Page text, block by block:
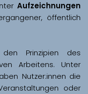
Aufzeichnungen
öffentlich
Prinzipien des
Arbeitens. Unter
Nutzer:innen die
oder